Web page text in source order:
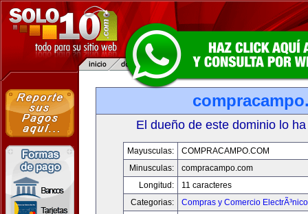
El dueño de este dominio lo
Mayusculas:
COMPRACAMPO.COM
Minusculas:
compracampo.com
Longitud:
11 caracteres
Categorias:
Compras y Comercio ElectrÃ³nico